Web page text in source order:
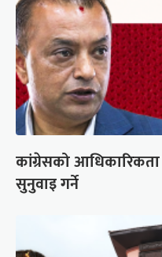
कांग्रेसको
सुनुवाइ गर्ने